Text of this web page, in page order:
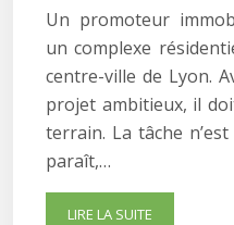
Un promoteur
un complexe
centre-ville de Lyon.
projet ambitieux, il
terrain. La tâche n’est
paraît,…
LIRE LA SUITE